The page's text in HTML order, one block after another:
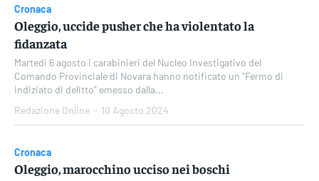
Cronaca
Oleggio, uccide pusher che ha violentato la
fidanzata
Martedi 6 agosto i carabinieri del Nucleo Investigativo del
Comando Provinciale di Novara hanno notificato un "Fermo di
indiziato di delitto" emesso dalla...
Redazione Online - 10 Agosto 2024
Cronaca
Oleggio, marocchino ucciso nei boschi